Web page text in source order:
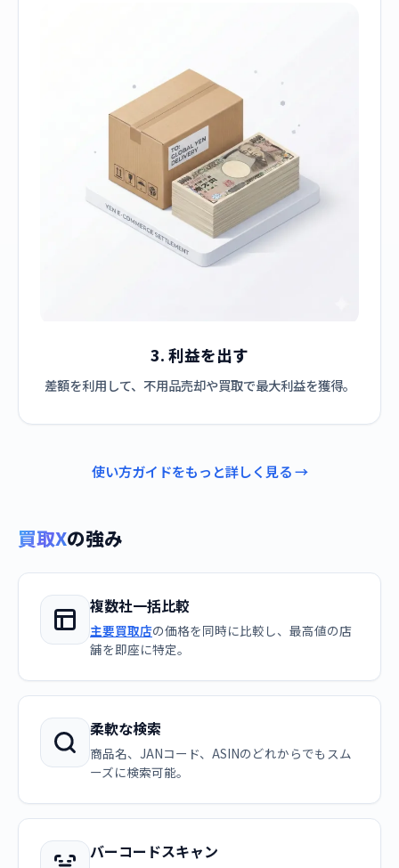
3. 利益を出す
差額を利用して、不用品売却や買取で最大利益を獲得。
使い方ガイドをもっと詳しく見る →
買取Xの強み
複数社一括比較
主要買取店の価格を同時に比較し、最高値の店
舗を即座に特定。
柔軟な検索
商品名、JANコード、ASINのどれからでもスム
ーズに検索可能。
バーコードスキャン